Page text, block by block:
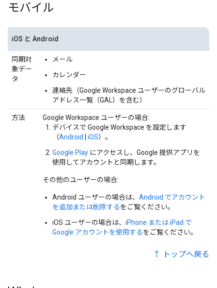
モバイル
iOS と Android
同期対
象デー
タ
メール
カレンダー
連絡先（Google Workspace ユーザーのグローバル
アドレス一覧（GAL）を含む）
方法
Google Workspace ユーザーの場合:
デバイスで Google Workspace を設定します
（Android iOS）。
Google Play にアクセスし、Google 提供アプリを
使用してアカウントと同期します。
その他のユーザーの場合:
Android ユーザーの場合は、 Android でアカウント
を追加または削除するをご覧ください。
iOS ユーザーの場合は、 iPhone または iPad で
Google アカウントを使用するをご覧ください。
↑ トップへ戻る